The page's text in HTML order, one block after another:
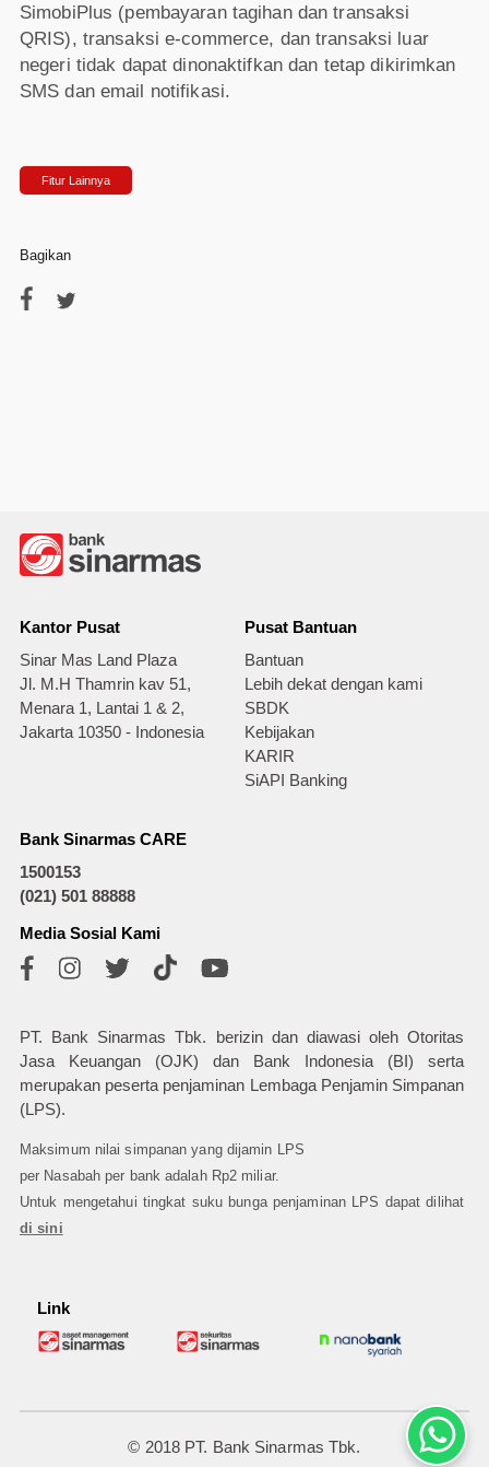
SimobiPlus (pembayaran tagihan dan transaksi
QRIS), transaksi e-commerce, dan transaksi luar
negeri tidak dapat dinonaktifkan dan tetap dikirimkan
SMS dan email notifikasi.
Fitur Lainnya
Bagikan
Kantor Pusat
Sinar Mas Land Plaza
Jl. M.H Thamrin kav 51,
Menara 1, Lantai 1 & 2,
Jakarta 10350 - Indonesia
Pusat Bantuan
Bantuan
Lebih dekat dengan kami
SBDK
Kebijakan
KARIR
SiAPI Banking
Bank Sinarmas CARE
1500153
(021) 501 88888
Media Sosial Kami
PT. Bank Sinarmas Tbk. berizin dan diawasi oleh Otoritas
Jasa Keuangan (OJK) dan Bank Indonesia (BI) serta
merupakan peserta penjaminan Lembaga Penjamin Simpanan
(LPS).
Maksimum nilai simpanan yang dijamin LPS
per Nasabah per bank adalah Rp2 miliar.
Untuk mengetahui tingkat suku bunga penjaminan LPS dapat dilihat
di sini
Link
© 2018 PT. Bank Sinarmas Tbk.